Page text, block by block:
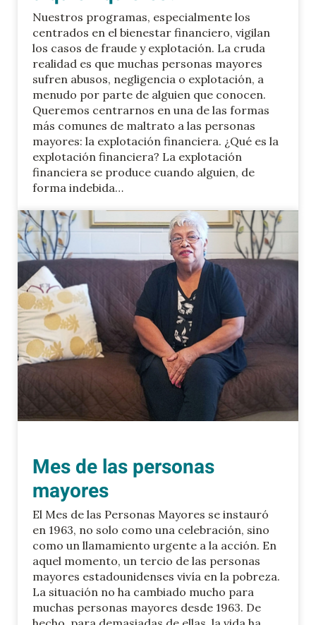
Nuestros programas, especialmente los
centrados en el bienestar financiero, vigilan
los casos de fraude y explotación. La cruda
realidad es que muchas personas mayores
sufren abusos, negligencia o explotación, a
menudo por parte de alguien que conocen.
Queremos centrarnos en una de las formas
más comunes de maltrato a las personas
mayores: la explotación financiera. ¿Qué es la
explotación financiera? La explotación
financiera se produce cuando alguien, de
forma indebida…
Mes de las personas
mayores
El Mes de las Personas Mayores se instauró
en 1963, no solo como una celebración, sino
como un llamamiento urgente a la acción. En
aquel momento, un tercio de las personas
mayores estadounidenses vivía en la pobreza.
La situación no ha cambiado mucho para
muchas personas mayores desde 1963. De